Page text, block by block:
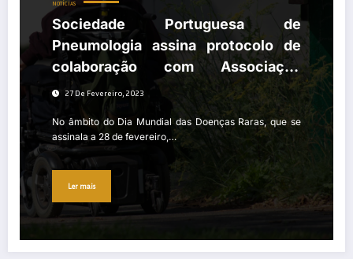
NOTÍCIAS
Sociedade Portuguesa de
Pneumologia assina protocolo de
colaboração com Associação
Portuguesa de Neuromusculares
27 De Fevereiro, 2023
No âmbito do Dia Mundial das Doenças Raras, que se
assinala a 28 de fevereiro,…
Ler mais